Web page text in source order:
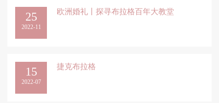
25
2022-11
欧洲婚礼丨探寻布拉格百年大教堂
15
2022-07
捷克布拉格